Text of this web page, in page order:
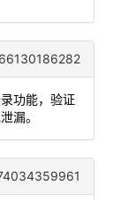
功能，验证
漏。